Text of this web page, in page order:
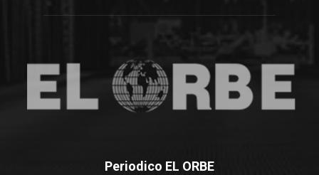
Periodico EL ORBE